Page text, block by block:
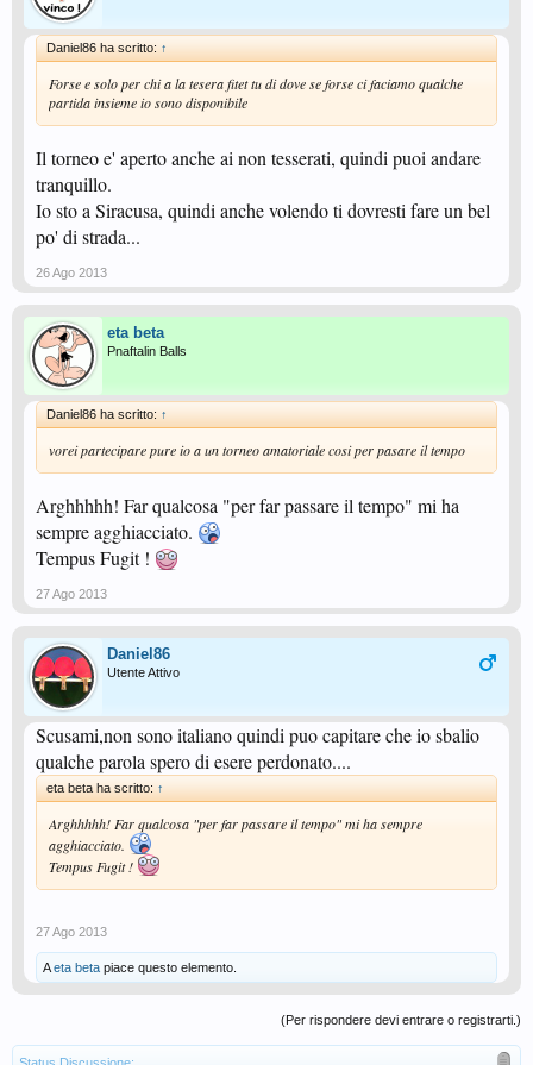
Daniel86 ha scritto: ↑
Forse e solo per chi a la tesera fitet tu di dove se forse ci faciamo qualche
partida insieme io sono disponibile
Il torneo e' aperto anche ai non tesserati, quindi puoi andare
tranquillo.
Io sto a Siracusa, quindi anche volendo ti dovresti fare un bel
po' di strada...
26 Ago 2013
eta beta
Pnaftalin Balls
Daniel86 ha scritto: ↑
vorei partecipare pure io a un torneo amatoriale cosi per pasare il tempo
Arghhhhh! Far qualcosa "per far passare il tempo" mi ha
sempre agghiacciato.
Tempus Fugit !
27 Ago 2013
Daniel86
Utente Attivo
Scusami,non sono italiano quindi puo capitare che io sbalio
qualche parola spero di esere perdonato....
eta beta ha scritto: ↑
Arghhhhh! Far qualcosa "per far passare il tempo" mi ha sempre
agghiacciato.
Tempus Fugit !
27 Ago 2013
Aeta beta piace questo elemento.
(Per rispondere devi entrare o registrarti.)